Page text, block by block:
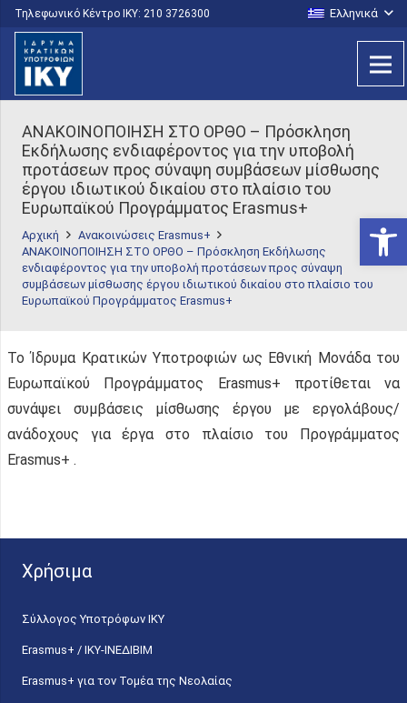
Τηλεφωνικό Κέντρο IKY: 210 3726300 Ελληνικά
ΑΝΑΚΟΙΝΟΠΟΙΗΣΗ ΣΤΟ ΟΡΘΟ – Πρόσκληση
Εκδήλωσης ενδιαφέροντος για την υποβολή
προτάσεων προς σύναψη συμβάσεων μίσθωσης
έργου ιδιωτικού δικαίου στο πλαίσιο του
Ευρωπαϊκού Προγράμματος Erasmus+
Αρχική
Ανακοινώσεις Erasmus+
ΑΝΑΚΟΙΝΟΠΟΙΗΣΗ ΣΤΟ ΟΡΘΟ – Πρόσκληση Εκδήλωσης
ενδιαφέροντος για την υποβολή προτάσεων προς σύναψη
συμβάσεων μίσθωσης έργου ιδιωτικού δικαίου στο πλαίσιο του
Ευρωπαϊκού Προγράμματος Erasmus+
Το Ίδρυμα Κρατικών Υποτροφιών ως Εθνική Μονάδα του
Ευρωπαϊκού Προγράμματος Erasmus+ προτίθεται να
συνάψει συμβάσεις μίσθωσης έργου με εργολάβους/
ανάδοχους για έργα στο πλαίσιο του Προγράμματος
Erasmus+ .
Χρήσιμα
Σύλλογος Υποτρόφων ΙΚΥ
Erasmus+ / ΙΚΥ-ΙΝΕΔΙΒΙΜ
Erasmus+ για τον Τομέα της Νεολαίας